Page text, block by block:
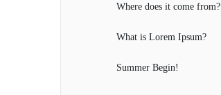
Where does it come from?
What is Lorem Ipsum?
Summer Begin!